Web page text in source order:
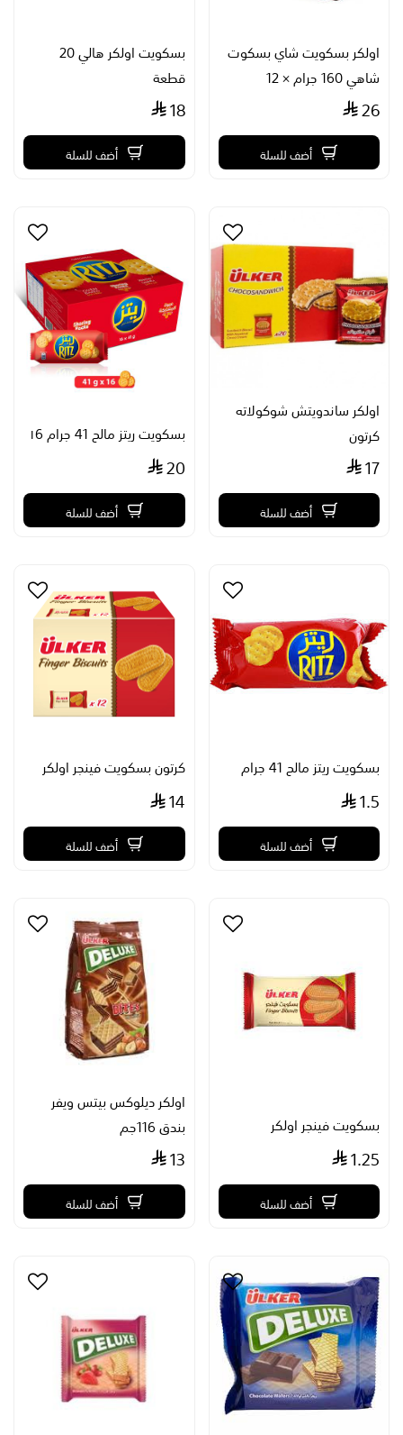
اولكر بسكويت شاي بسكوت
شاهي 160 جرام × 12
26
أضف للسلة
بسكويت اولكر هالي 20
قطعة
18
أضف للسلة
اولكر ساندويتش شوكولاته
كرتون
17
أضف للسلة
بسكويت ريتز مالح 41 جرام ١6
20
أضف للسلة
بسكويت ريتز مالح 41 جرام
1.5
أضف للسلة
كرتون بسكويت فينجر اولكر
14
أضف للسلة
بسكويت فينجر اولكر
1.25
أضف للسلة
اولكر ديلوكس بيتس ويفر
بندق 116جم
13
أضف للسلة